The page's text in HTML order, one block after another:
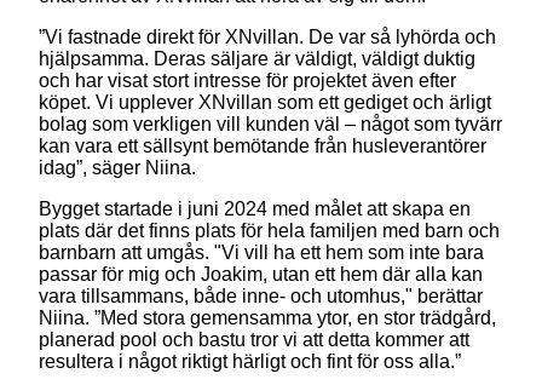
”Vi fastnade direkt för XNvillan. De var så lyhörda och
hjälpsamma. Deras säljare är väldigt, väldigt duktig
och har visat stort intresse för projektet även efter
köpet. Vi upplever XNvillan som ett gediget och ärligt
bolag som verkligen vill kunden väl – något som tyvärr
kan vara ett sällsynt bemötande från husleverantörer
idag”, säger Niina.
Bygget startade i juni 2024 med målet att skapa en
plats där det finns plats för hela familjen med barn och
barnbarn att umgås. "Vi vill ha ett hem som inte bara
passar för mig och Joakim, utan ett hem där alla kan
vara tillsammans, både inne- och utomhus," berättar
Niina. ”Med stora gemensamma ytor, en stor trädgård,
planerad pool och bastu tror vi att detta kommer att
resultera i något riktigt härligt och fint för oss alla.”